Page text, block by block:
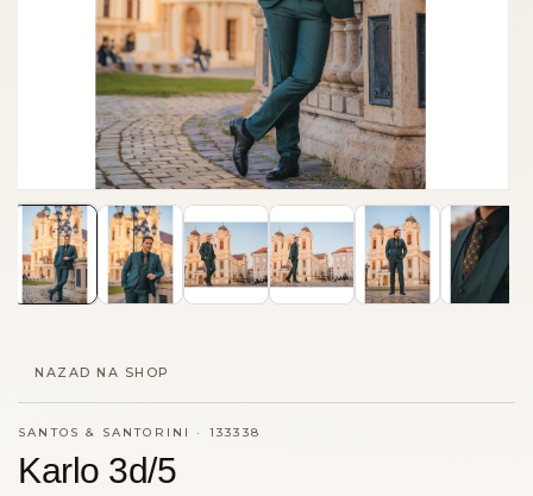
NAZAD NA SHOP
SANTOS & SANTORINI · 133338
Karlo 3d/5